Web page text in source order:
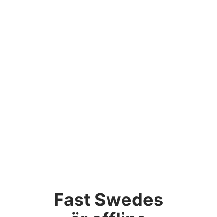
Fast Swedes